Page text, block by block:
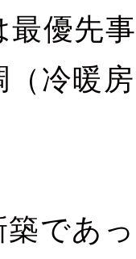
最優先
（冷暖
築であ